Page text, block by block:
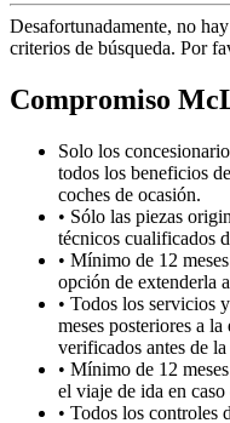
Desafortunadamente, no
criterios de búsqueda. Por
Compromiso Mc
Solo los
todos los beneficios
coches de ocasión.
• Sólo las piezas
técnicos cualificados
• Mínimo de 12
opción de extenderla
• Todos los servicios
meses posteriores a
verificados antes de la
• Mínimo de 12
el viaje de ida en
• Todos los controles